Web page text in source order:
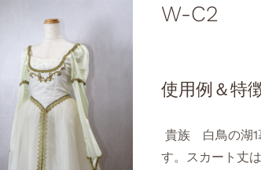
W-C2
使用例＆特
貴族 白鳥の湖1
す。スカート丈